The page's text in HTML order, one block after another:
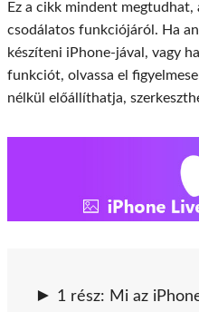
Ez a cikk mindent
csodálatos funkciójáról. Ha
készíteni iPhone-jával, vagy
funkciót, olvassa el
nélkül előállíthatja,
1 rész: Mi az